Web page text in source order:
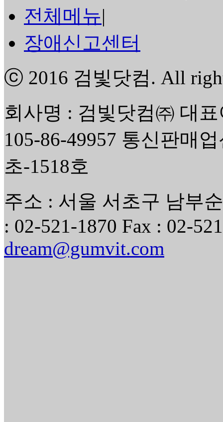
전체메뉴|
장애신고센터
ⓒ 2016 검빛닷컴. All
회사명 : 검빛닷컴㈜ 대
105-86-49957 통신판매
초-1518호
주소 : 서울 서초구 남부
: 02-521-1870 Fax : 02-
dream@gumvit.com